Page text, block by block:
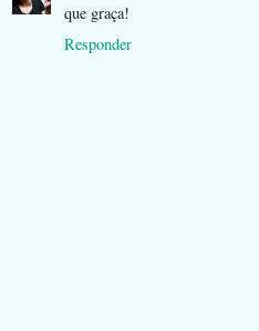
que graça!
Responder